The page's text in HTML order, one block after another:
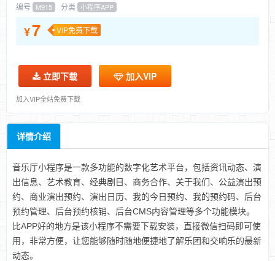
编号 M915 分类 小程序APP
¥7 VIP免费下载
立即下载 加入VIP
加入VIP全站免费下载
详情介绍
音乐厅小程序是一款多功能的数字化艺术平台，包括资讯动态、演
出信息、艺术教育、经典剧目、商务合作、关于我们、公益演出预
约、商业演出预约、演出日历、我的今日预约、我的预约码、后台
预约管理、后台预约核销、后台CMS内容管理等多个功能模块。
比APP好的地方是该小程序不需要下载安装，直接微信扫码即可使
用，非常方便，让您能够随时随地便捷地了解乐团和交响乐的最新
动态。